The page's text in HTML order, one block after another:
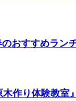
おすすめラン
作り体験教室